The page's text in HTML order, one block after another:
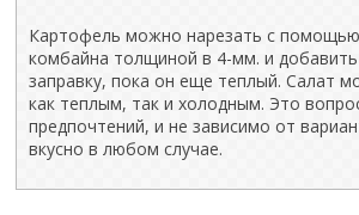
Картофель можно нарезать с помощью
комбайна толщиной в 4-мм. и
заправку, пока он еще теплый. Салат
как теплым, так и холодным. Это
предпочтений, и не зависимо от
вкусно в любом случае.